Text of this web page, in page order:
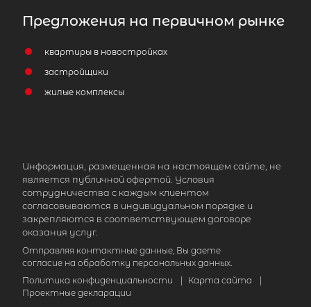
Предложения на первичном рынке
квартиры в новостройках
застройщики
жилые комплексы
Информация, размещенная на настоящем сайте, не
является публичной офертой. Условия
сотрудничества с каждым клиентом
согласовываются в индивидуальном порядке и
закрепляются в соответствующем договоре
оказания услуг.
Отправляя контактные данные, Вы даете
согласие на обработку персональных данных.
Политика конфиденциальности
Карта сайта
Проектные декларации